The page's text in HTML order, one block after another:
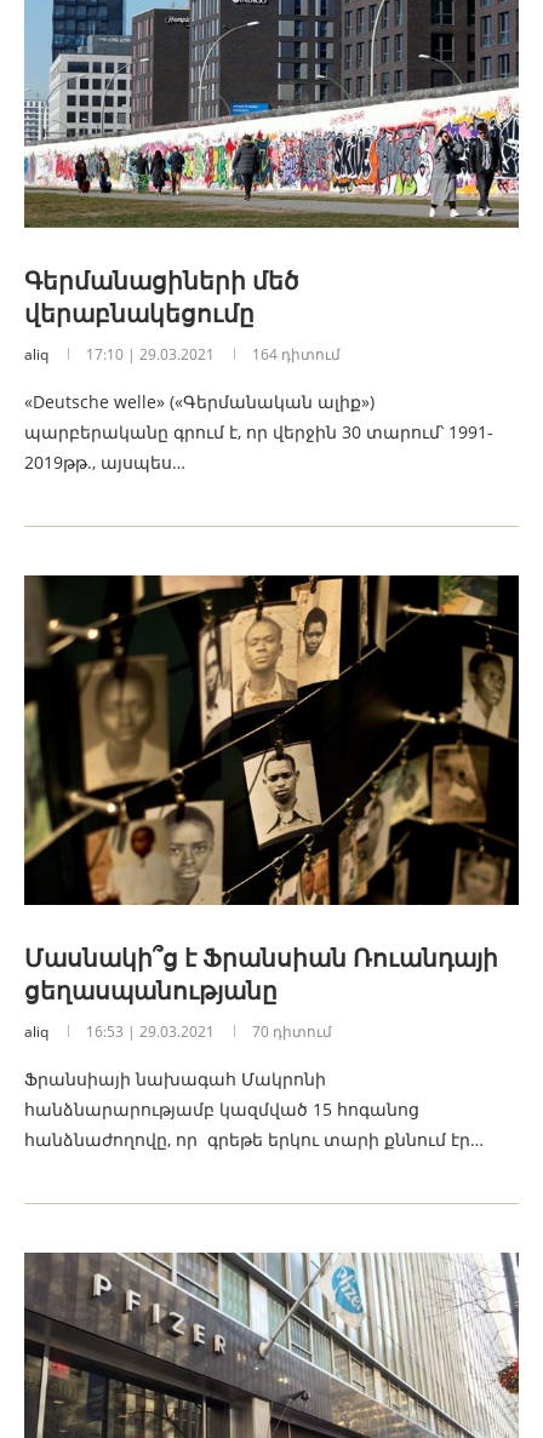
Գերմանացիների մեծ
վերաբնակեցումը
aliq 17:10 | 29.03.2021 164 դիտում
«Deutsche welle» («Գերմանական ալիք»)
պարբերականը գրում է, որ վերջին 30 տարում՝ 1991-
2019թթ., այսպես…
Մասնակի՞ց է Ֆրանսիան Ռուանդայի
ցեղասպանությանը
aliq 16:53 | 29.03.2021 70 դիտում
Ֆրանսիայի նախագահ Մակրոնի
հանձնարարությամբ կազմված 15 հոգանոց
հանձնաժողովը, որ գրեթե երկու տարի քննում էր…